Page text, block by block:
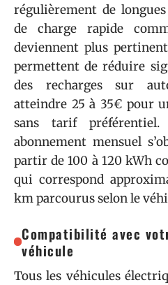
régulièrement de
de charge rapide
deviennent plus
permettent de réduire
des recharges sur
atteindre 25 à 35€ pour
sans tarif
abonnement mensuel
partir de 100 à 120 kWh
qui correspond
km parcourus selon le
Compatibilité avec
véhicule
Tous les véhicules